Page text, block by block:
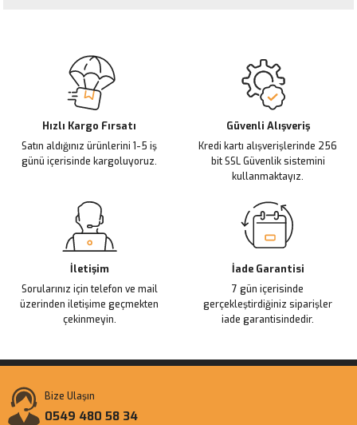
Ürün resmi kalitesiz, bozuk veya görüntülenemiyor.
Ürün açıklamasında eksik bilgiler bulunuyor.
Ürün bilgilerinde hatalar bulunuyor.
Ürün fiyatı diğer sitelerden daha pahalı.
Bu ürüne benzer farklı alternatifler olmalı.
Hızlı Kargo Fırsatı
Satın aldığınız ürünlerini 1-5 iş
günü içerisinde kargoluyoruz.
Güvenli Alışveriş
Kredi kartı alışverişlerinde 256
bit SSL Güvenlik sistemini
kullanmaktayız.
İletişim
Sorularınız için telefon ve mail
üzerinden iletişime geçmekten
çekinmeyin.
İade Garantisi
7 gün içerisinde
gerçekleştirdiğiniz siparişler
iade garantisindedir.
Bize Ulaşın
0549 480 58 34